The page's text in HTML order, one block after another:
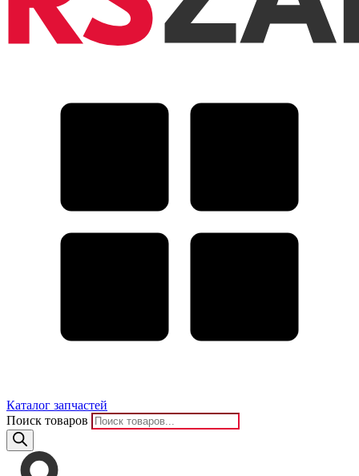
Каталог запчастей
Поиск товаров